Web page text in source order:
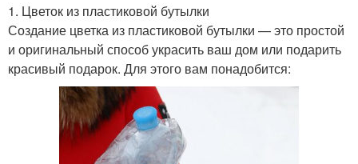
1. Цветок из пластиковой бутылки
Создание цветка из пластиковой бутылки — это простой
и оригинальный способ украсить ваш дом или подарить
красивый подарок. Для этого вам понадобится: